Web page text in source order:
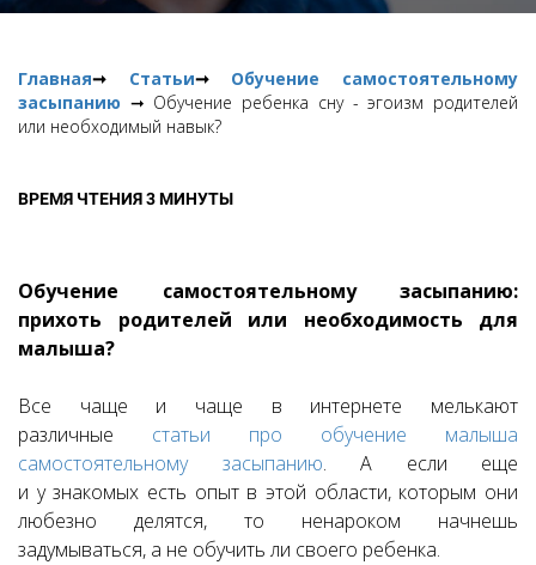
Главная➞ Статьи➞ Обучение самостоятельному
засыпанию ➞ Обучение ребенка сну - эгоизм родителей
или необходимый навык?
ВРЕМЯ ЧТЕНИЯ 3 МИНУТЫ
Обучение самостоятельному засыпанию:
прихоть родителей или необходимость для
малыша?
Все чаще и чаще в интернете мелькают
различные статьи про обучение малыша
самостоятельному засыпанию. А если еще
и у знакомых есть опыт в этой области, которым они
любезно делятся, то ненароком начнешь
задумываться, а не обучить ли своего ребенка.